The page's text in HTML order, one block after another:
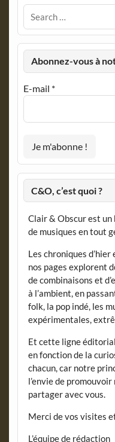
Abonnez-vous à
E-mail *
C&O, c’est quoi ?
Clair & Obscur est un
de musiques en tout
Les chroniques d’hier
nos pages explorent
de combinaisons et
à l’ambient, en
folk, la pop indé, les
expérimentales,
Et cette ligne
en fonction de la
chacun, car notre
l’envie de
partager avec vous.
Merci de vos visites
L’équipe de rédaction